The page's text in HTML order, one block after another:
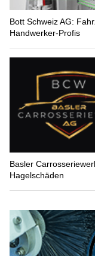
Bott Schweiz AG:
Handwerker-Profis
Basler
Hagelschäden